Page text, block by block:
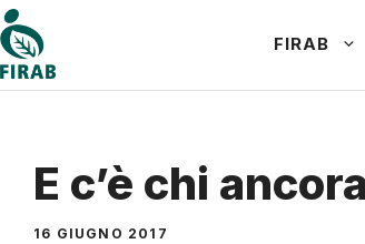
Vai
al
contenuto
FIRAB
E c’è chi
16 GIUGNO 2017